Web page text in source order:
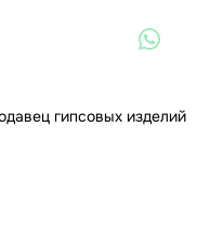
гипсовых изделий